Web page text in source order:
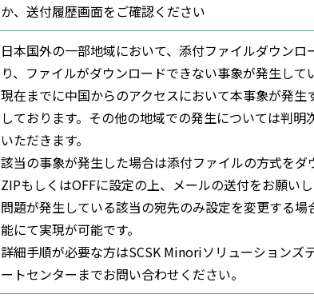
か、送付履歴画面をご確認ください
日本国外の一部地域において、添付ファイルダウンロ
り、ファイルがダウンロードできない事象が発生して
現在までに中国からのアクセスにおいて本事象が発生
しております。その他の地域での発生については判明
いただきます。
該当の事象が発生した場合は添付ファイルの方式をダ
ZIPもしくはOFFに設定の上、メールの送付をお願いし
問題が発生している該当の宛先のみ設定を変更する場
能にて実現が可能です。
詳細手順が必要な方はSCSK Minoriソリューションズ
ートセンターまでお問い合わせください。